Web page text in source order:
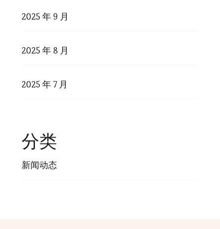
2025 年 9 月
2025 年 8 月
2025 年 7 月
分类
新闻动态